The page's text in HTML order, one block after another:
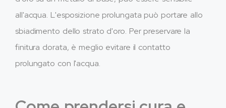
all'acqua. L'esposizione prolungata può portare allo
sbiadimento dello strato d'oro. Per preservare la
finitura dorata, è meglio evitare il contatto
prolungato con l'acqua.